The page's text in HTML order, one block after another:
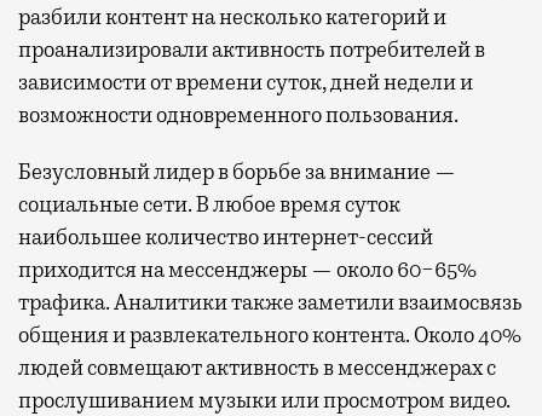
разбили контент на несколько категорий и
проанализировали активность потребителей в
зависимости от времени суток, дней недели и
возможности одновременного пользования.
Безусловный лидер в борьбе за внимание —
социальные сети. В любое время суток
наибольшее количество интернет-сессий
приходится на мессенджеры — около 60−65%
трафика. Аналитики также заметили взаимосвязь
общения и развлекательного контента. Около 40%
людей совмещают активность в мессенджерах с
прослушиванием музыки или просмотром видео.